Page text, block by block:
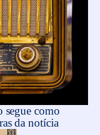
segue como
da notícia